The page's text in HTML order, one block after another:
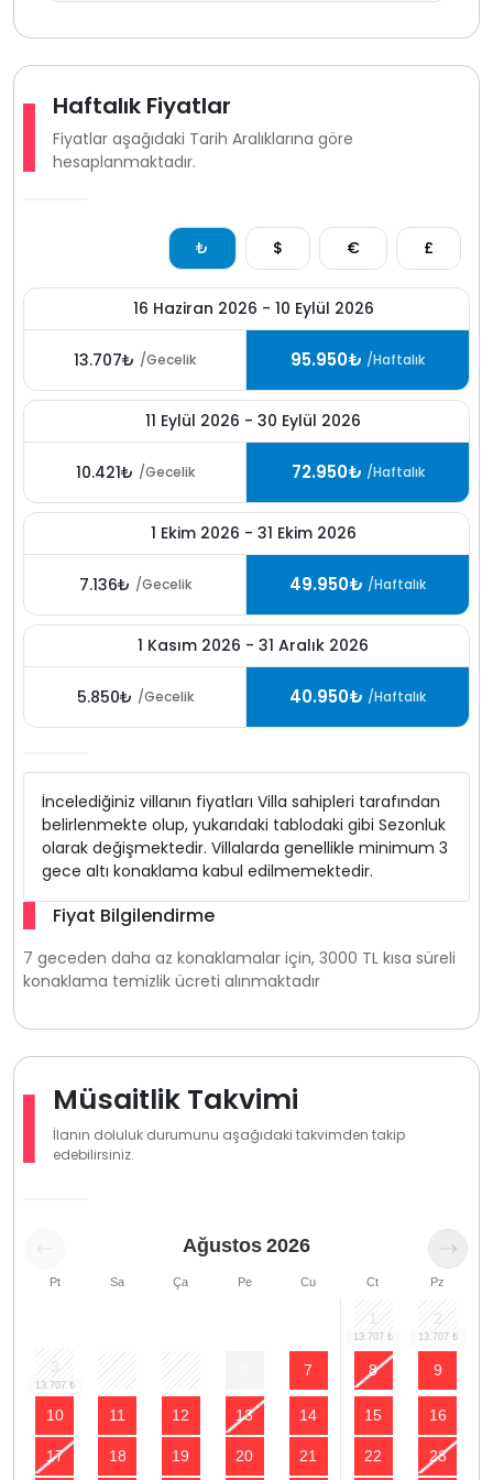
Kalkan Kördere bölgesinde yer alan bu villa deniz
manzarası korunaklı yapısı ve sunduğu konforlu yaşam
alanlarıyla özellikle gözlerden uzak tatil planlayan
misafirlerin tercih ettiği deniz manzaralı villa
Haftalık Fiyatlar
Fiyatlar aşağıdaki Tarih Aralıklarına göre
hesaplanmaktadır.
₺ $ € £
16 Haziran 2026 - 10 Eylül 2026
13.707₺ /Gecelik 95.950₺ /Haftalık
11 Eylül 2026 - 30 Eylül 2026
10.421₺ /Gecelik 72.950₺ /Haftalık
1 Ekim 2026 - 31 Ekim 2026
7.136₺ /Gecelik 49.950₺ /Haftalık
1 Kasım 2026 - 31 Aralık 2026
5.850₺ /Gecelik 40.950₺ /Haftalık
İncelediğiniz villanın fiyatları Villa sahipleri tarafından
belirlenmekte olup, yukarıdaki tablodaki gibi Sezonluk
olarak değişmektedir. Villalarda genellikle minimum 3
gece altı konaklama kabul edilmemektedir.
Fiyat Bilgilendirme
7 geceden daha az konaklamalar için, 3000 TL kısa süreli
konaklama temizlik ücreti alınmaktadır
Müsaitlik Takvimi
İlanın doluluk durumunu aşağıdaki takvimden takip
edebilirsiniz.
Ağustos 2026
Pt Sa Ça Pe Cu Ct Pz
1 2
3 7 8 9
10 11 12 13 14 15 16
17 18 19 20 21 22 23